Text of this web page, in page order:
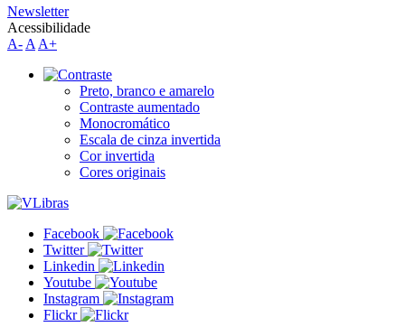
Newsletter
Acessibilidade
A- A A+
Preto, branco e amarelo
Contraste aumentado
Monocromático
Escala de cinza invertida
Cor invertida
Cores originais
Facebook
Twitter
Linkedin
Youtube
Instagram
Flickr